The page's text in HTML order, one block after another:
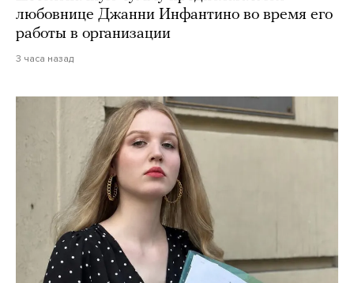
любовнице Джанни Инфантино во время его
работы в организации
3 часа назад